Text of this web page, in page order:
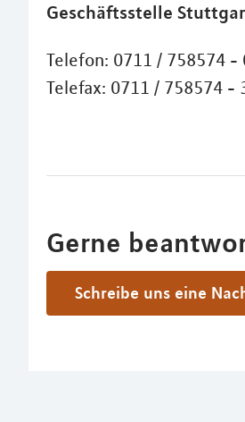
Geschäftsstelle
Telefon: 0711 / 758574 -
Telefax: 0711 / 758574 -
Gerne
Schreibe uns eine